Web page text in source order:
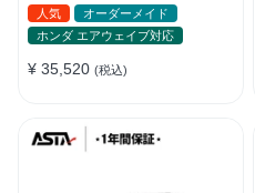
カバー】PUレザー製 オーダ
ーメイド 高級感 裏起毛車カ
バー 強風対策
人気
オーダーメイド
ホンダ エアウェイブ対応
¥ 35,520 (税込)